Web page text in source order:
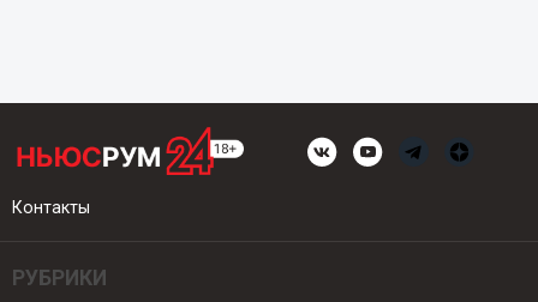
Контакты
РУБРИКИ